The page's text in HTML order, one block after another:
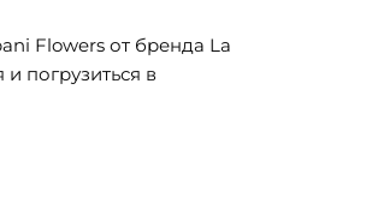
Flowers от бренда La
погрузиться в